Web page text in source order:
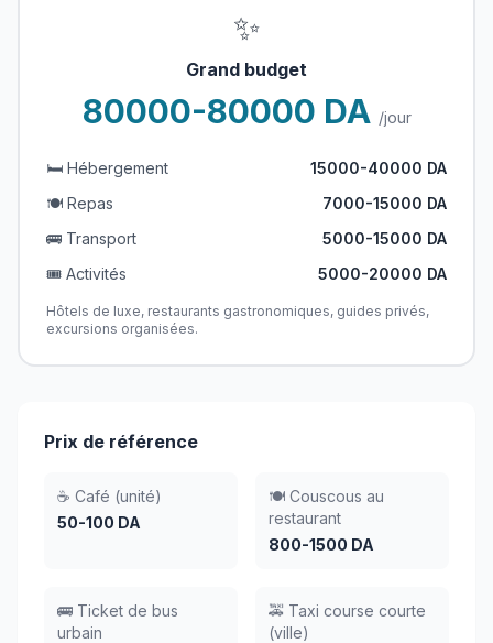
✨
Grand budget
80000-80000 DA /jour
🛏️ Hébergement
15000-40000 DA
🍽️ Repas
7000-15000 DA
🚌 Transport
5000-15000 DA
🎟️ Activités
5000-20000 DA
Hôtels de luxe, restaurants gastronomiques, guides privés,
excursions organisées.
Prix de référence
☕ Café (unité)
50-100 DA
🍽️ Couscous au
restaurant
800-1500 DA
🚌 Ticket de bus
urbain
🚕 Taxi course courte
(ville)